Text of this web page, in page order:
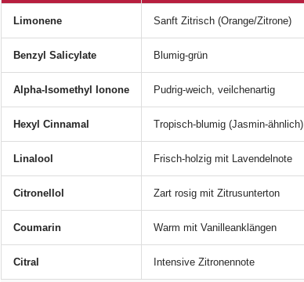
Limonene Sanft Zitrisch (Orange/Zitrone)
Benzyl Salicylate Blumig-grün
Alpha-Isomethyl Ionone Pudrig-weich, veilchenartig
Hexyl Cinnamal Tropisch-blumig (Jasmin-ähnlich)
Linalool Frisch-holzig mit Lavendelnote
Citronellol Zart rosig mit Zitrusunterton
Coumarin Warm mit Vanilleanklängen
Citral Intensive Zitronennote